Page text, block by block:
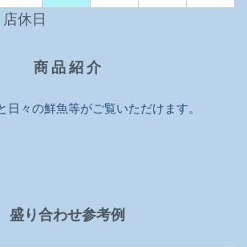
店休日
商 品 紹 介
日々の鮮魚等がご覧いただけます。
盛り合わせ参考例